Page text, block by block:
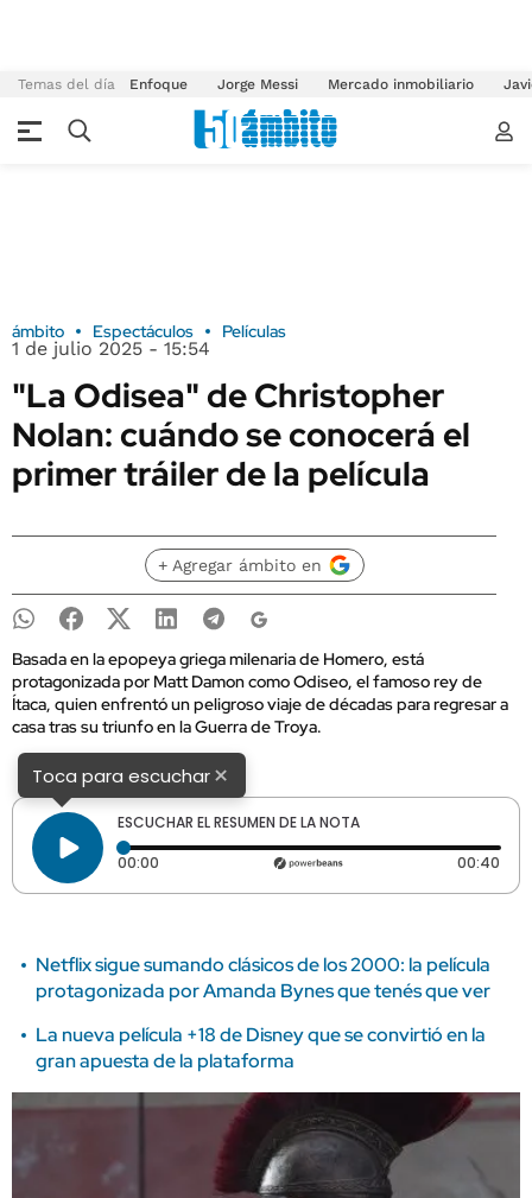
Temas del día Enfoque Jorge Messi Mercado inmobiliario
ámbito Espectáculos Películas
1 de julio 2025 - 15:54
"La Odisea" de Christopher
Nolan: cuándo se conocerá el
primer tráiler de la película
+ Agregar ámbito en
Basada en la epopeya griega milenaria de Homero, está
protagonizada por Matt Damon como Odiseo, el famoso rey de
Ítaca, quien enfrentó un peligroso viaje de décadas para regresar a
casa tras su triunfo en la Guerra de Troya.
Toca para escuchar×
ESCUCHAR EL RESUMEN DE LA NOTA
00:00 Tiempo transcurrido: 0 segundos 00:40
Netflix sigue sumando clásicos de los 2000: la película
protagonizada por Amanda Bynes que tenés que ver
La nueva película +18 de Disney que se convirtió en la
gran apuesta de la plataforma